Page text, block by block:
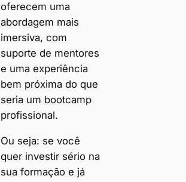
oferecem uma
abordagem mais
imersiva, com
suporte de mentores
e uma experiência
bem próxima do que
seria um bootcamp
profissional.
Ou seja: se você
quer investir sério na
sua formação e já